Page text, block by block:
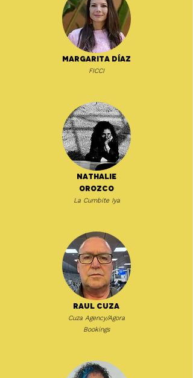
Margarita Díaz
FICCI
Nathalie
Orozco
La Cumbite Iya
Raul Cuza
Cuza Agency/Agora
Bookings